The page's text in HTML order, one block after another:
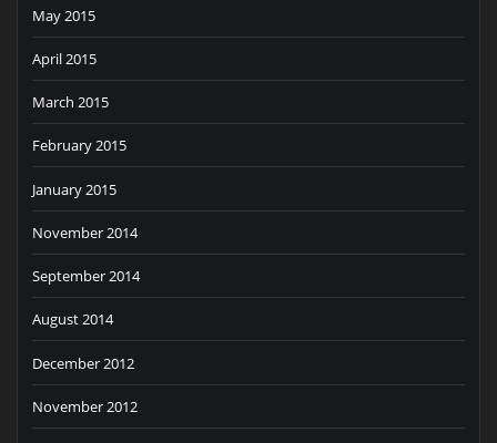
May 2015
April 2015
March 2015
February 2015
January 2015
November 2014
September 2014
August 2014
December 2012
November 2012